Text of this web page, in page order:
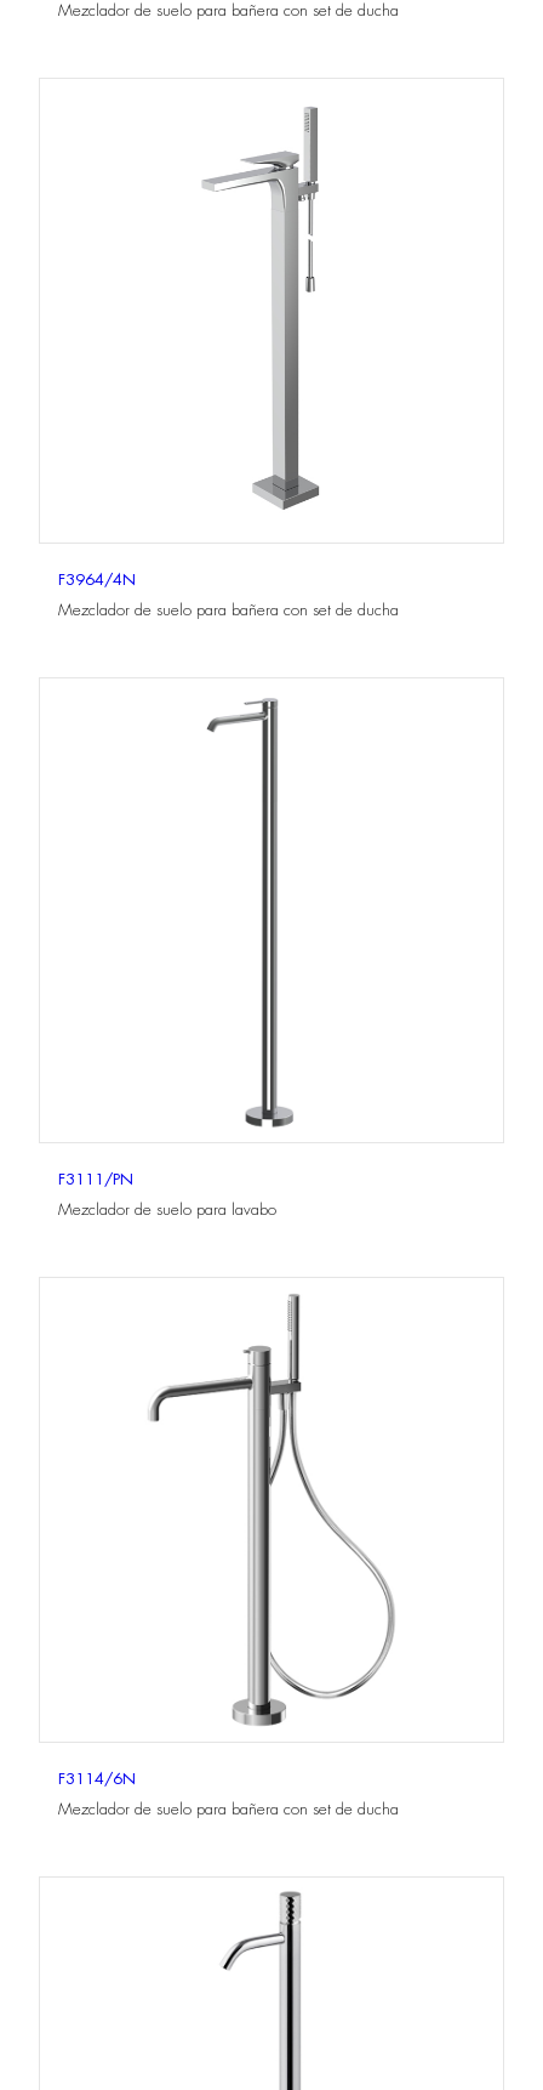
Mezclador de suelo para bañera con set de ducha
F3964/4N
Mezclador de suelo para bañera con set de ducha
F3111/PN
Mezclador de suelo para lavabo
F3114/6N
Mezclador de suelo para bañera con set de ducha